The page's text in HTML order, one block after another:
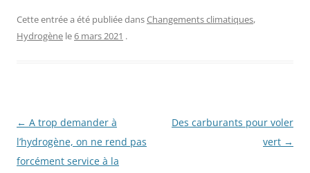
c
e
o
k
itt
er
ta
g
Cette entrée a été publiée dansChangements climatiques,
Hydrogène le6 mars 2021 .
Navigation
des
articles
← A trop demander à
l’hydrogène, on ne rend pas
forcément service à la
Des carburants pour voler
vert →